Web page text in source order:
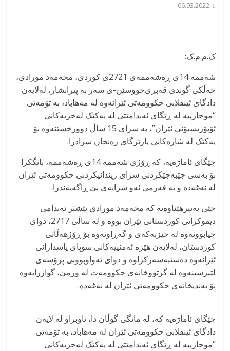
06.03.2022
ک.م.م.ک:
شەممە 14ی ڕەشەممەی 2721ی کوردی، محەمەد مورادی،
خەڵکی گوندی قەبری‌حووسێن-ی سەر بە پیرانشار، لەلایەن
دادگای ئینقلابی حکوومەتی ئێرانەوە لە مەهاباد، بە تۆمەتی
“موحاریبە لە ڕێگای ئەندامێتی لە یەکێک لەحزبەکانی
ئۆپۆزیسیۆنی ئێران”، بە سزای 15 ساڵ دوورخستنەوە بۆ
یەکێک لە شارەکانی پارێزگای زەنجان سزادرا.
جێگای ئاماژەیە، کە ڕۆژی شەممە 14ی ڕەشەممە، بانگکرا
بۆ بەشی جێبەجێکردنی سزای زیندانیکردنی حکوومەتی ئێران
لە نەغەدە و بە فەرمی ئەو سزایەی پێ ڕاگەیەندرا.
جێی بەبیرهێناوەیە کە محەمەد مورادی پێشتر ئەندامی
دیموکراتی کوردستانی ئێران بووە و لە ساڵی 2717، دوای
جیابوونەوە لە حیزبەکە‌ی و گەڕاونەوە بۆ ڕۆژهەڵاتی
کوردستان، لەلایەن هێزە ئەمنییەکانی سوپای پاسدارانی
ئێرانەوە دەستبەسەرکراوە و دوای تەواوبوونی پرۆسەی
لێپرسینەوە لە گرتووخانەی حکوومەت لە ورمێ، گوازرایەوە
بۆ بەندیخانەی حکوومەتی ئێران لە نەغەدە.
جێگای ئاماژەیە کە، لە مانگی گوڵان دا، ناوبراو لە لایەن
دادگای ئینقلابی حکوومەتی ئێران لە مەهاباد، بە تۆمەتی
“موحاریبە لە ڕێگای ئەندامێتی لە یەکێک لەحزبەکانی